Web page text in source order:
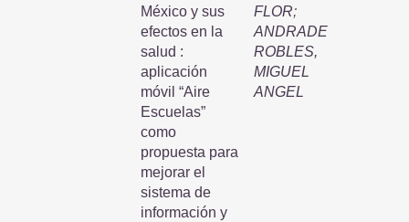
México y sus
efectos en la
salud :
aplicación
móvil “Aire
Escuelas”
como
propuesta para
mejorar el
sistema de
información y
FLOR;
ANDRADE
ROBLES,
MIGUEL
ANGEL